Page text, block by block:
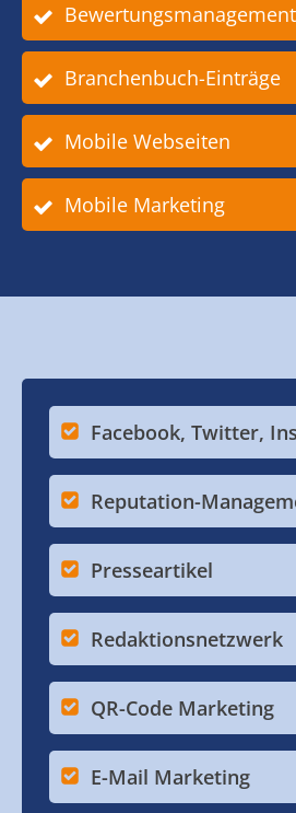
Bewertungsmanagement
Branchenbuch-Einträge
Mobile Webseiten
Mobile Marketing
Facebook, Twitter,
Reputation-
Presseartikel
Redaktionsnetzwerk
QR-Code Marketing
E-Mail Marketing